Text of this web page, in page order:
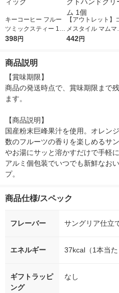
キーコーヒー フルー
ツミックスティー 1箱
（7本入） インスタン
398円
【アウトレット】
メスタイル マムマ
Agモイスチャープロ
442円
商品説明
【賞味期限】
商品の発送時点で、賞味期限まで
ます。
【商品説明】
国産粉末巨峰果汁を使用。オレン
数のフルーツの香りを楽しめるサ
やお湯にサッと溶かすだけで手軽
アルミ個包装でいつでも新鮮なお
プ。
商品仕様/スペック
フレーバー サングリア仕立
エネルギー 37kcal（1本当た
ギフトラッピ
ング
なし